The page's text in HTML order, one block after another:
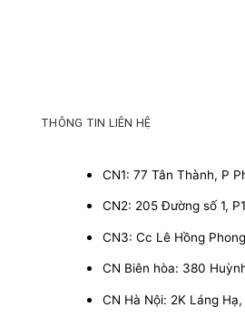
THÔNG TIN LIÊN HỆ
CN1: 77 Tân Thành, P
CN2: 205 Đường số 1,
CN3: Cc Lê Hồng
CN Biên hòa: 380
CN Hà Nội: 2K Láng